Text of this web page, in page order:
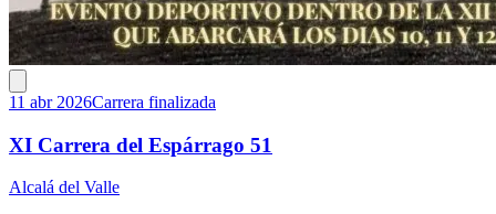
11 abr 2026Carrera finalizada
XI Carrera del Espárrago 51
Alcalá del Valle